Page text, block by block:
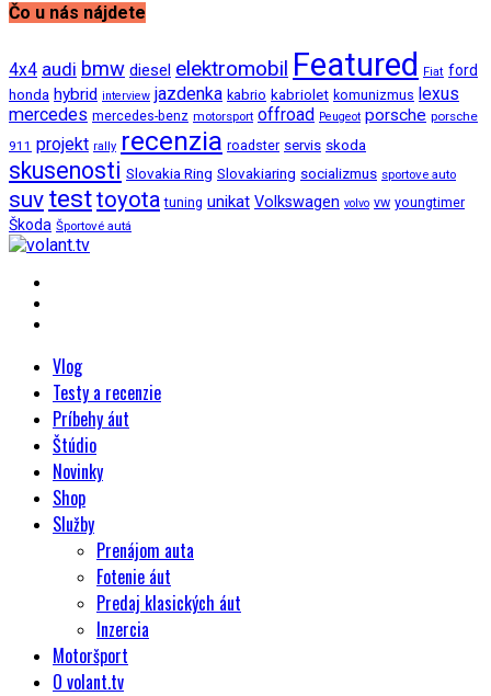
Čo u nás nájdete
4x4 audi bmw diesel elektromobil Featured Fiat ford
honda hybrid interview jazdenka kabrio kabriolet komunizmus lexus
mercedes mercedes-benz motorsport offroad Peugeot porsche porsche
911 projekt rally recenzia roadster servis skoda
skusenosti Slovakia Ring Slovakiaring socializmus sportove auto
suv testtoyota tuning unikat Volkswagen volvo vw youngtimer
Škoda Športové autá
Vlog
Testy a recenzie
Príbehy áut
Štúdio
Novinky
Shop
Služby
Prenájom auta
Fotenie áut
Predaj klasických áut
Inzercia
Motoršport
O volant.tv